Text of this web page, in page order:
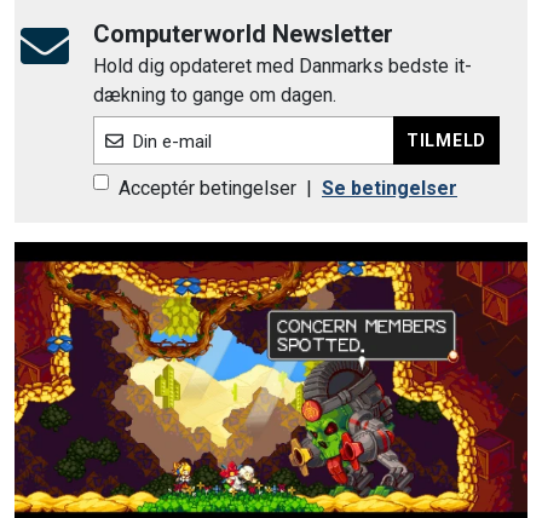
Computerworld Newsletter
Hold dig opdateret med Danmarks bedste it-
dækning to gange om dagen.
Din e-mail TILMELD
Acceptér betingelser Se betingelser